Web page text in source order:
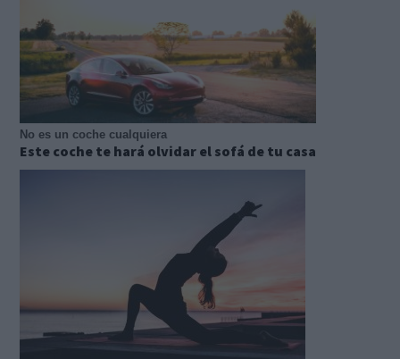
No es un coche cualquiera
Este coche te hará olvidar el sofá de tu casa